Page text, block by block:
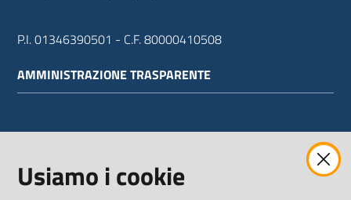
P.I. 01346390501 - C.F. 80000410508
AMMINISTRAZIONE TRASPARENTE
Usiamo i cookie